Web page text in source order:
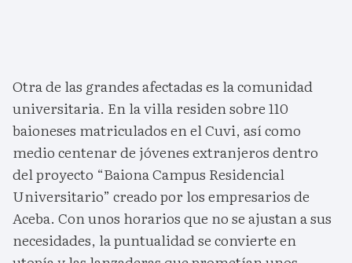
Otra de las grandes afectadas es la comunidad
universitaria. En la villa residen sobre 110
baioneses matriculados en el Cuvi, así como
medio centenar de jóvenes extranjeros dentro
del proyecto “Baiona Campus Residencial
Universitario” creado por los empresarios de
Aceba. Con unos horarios que no se ajustan a sus
necesidades, la puntualidad se convierte en